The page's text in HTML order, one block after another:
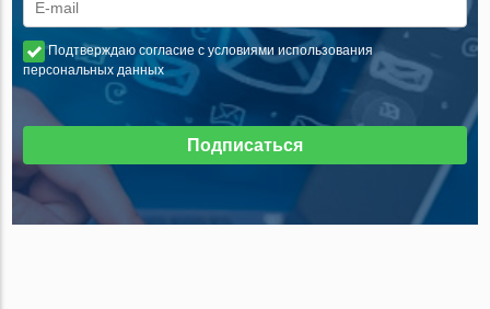
Подтверждаю согласие с условиями использования
персональных данных
Подписаться